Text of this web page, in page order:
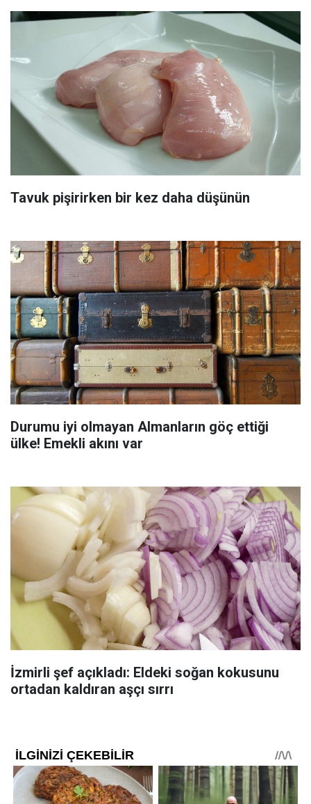
Tavuk pişirirken bir kez daha düşünün
Durumu iyi olmayan Almanların göç ettiği
ülke! Emekli akını var
İzmirli şef açıkladı: Eldeki soğan kokusunu
ortadan kaldıran aşçı sırrı